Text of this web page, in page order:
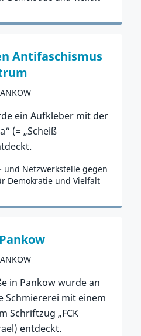
Antifaschismus
ein Aufkleber mit der
(= „Scheiß
und Netzwerkstelle gegen
Demokratie und Vielfalt
in Pankow wurde an
Schmiererei mit einem
Schriftzug „FCK
entdeckt.